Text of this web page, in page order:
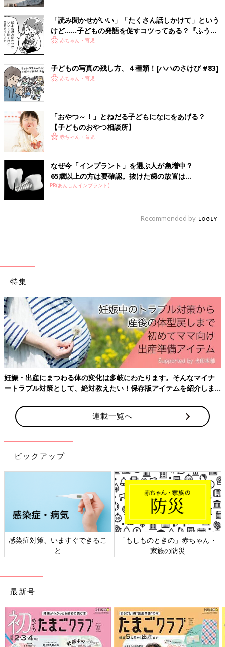
「YouTubeで動画を見ていると、関連動画が次々と出てきますよ
ね。1人で何時間でも楽しめます。でも、子どもの語彙力を育て
るものとしては、適していないといえます。
昔、大家族で1台のテレビを見ていたころは、自分が見たくない
大人の番組、たとえば時代劇なんかを見るともなしに見ているこ
とで、水戸黄門の『この印籠が目に入らぬか！』の『印籠』なん
て普段の会話で使わない言葉でさえ記憶していたわけです。
でも、それがYouTubeになると、自分の興味の範囲でしか情報を
得られないから、電車が好きな子は電車の言葉しか入ってこな
い。常識としての世代を超えた共通の語彙が育まれないわけで
す。
語彙量がいちばん多く載っているメディアが本や新聞、次にマン
ガと雑誌。ゲームとYouTubeの語彙量は、本に比べて10分の１
程度です。小さいお子さんなら、絵本もいいですね。絵本で“ぞ
う”を覚えて、今度は動物園で本物の“ぞう”を見る。子どもは絵本
の“ぞう”と、動物園の“ぞう”が同じものだということがわかる。
デジタルネーティブと呼ばれる今の子どもたちは、ITデバイスに
プする、3才代でYouTubeを見たがる、という子も珍しくありま
せん。親はついついAI家電やデジタル機器に頼ってしまいがち。
そんな親の姿を、子どもはしっかり見ています。そんな時代だか
らこそ、あえて子どものうちはリアルな世界を一緒に楽しむこと
が大切。将来、AIをうまく活用できる人、AIを使って新しいもの
を生み出す人に育てるためにも、“子ども時代はリアリティー”、
その言葉を忘れないようにしましょう！（取材・文／玉居子泰
子、ひよこクラブ編集部 撮影／なべ）
■監修：新井紀子先生
数学者。国立情報学研究所センター長・教授。人工知能「東ロボ
くん」研究開発プロジェクトのディレクターを務める。著書は
「読み聞かせがいい」「たくさん話しかけて」という
けど……子どもの発語を促すコツってある？『ふうふ
う子育て ＃64』
赤ちゃん・育児
子どもの写真の残し方、４種類！[ハハのさけび #83]
赤ちゃん・育児
「おやつ～！」とねだる子どもになにをあげる？
【子どものおやつ相談所】
赤ちゃん・育児
なぜ今「インプラント」を選ぶ人が急増中？
65歳以上の方は要確認。抜けた歯の放置は...
PR(あんしんインプラント)
Recommended by
特集
妊娠・出産にまつわる体の変化は多岐にわたります。そんなマイナ
ートラブル対策として、絶対教えたい！保存版アイテムを紹介しま
連載一覧へ
ピックアップ
感染症対策、いますぐできるこ
と
「もしものときの」赤ちゃん・
家族の防災
最新号